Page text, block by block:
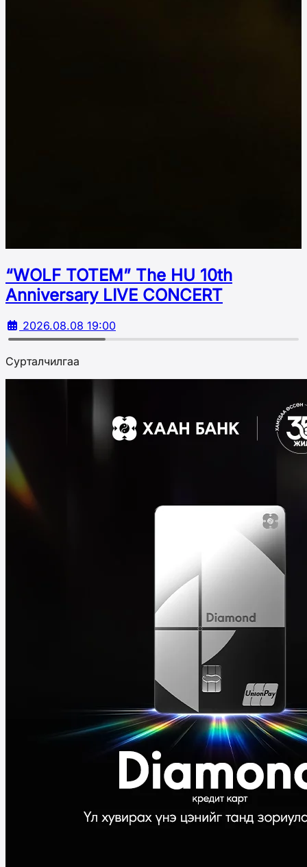
“WOLF TOTEM” The HU 10th
Аnniversary LIVE CONCERT
2026.08.08 19:00
Сурталчилгаа